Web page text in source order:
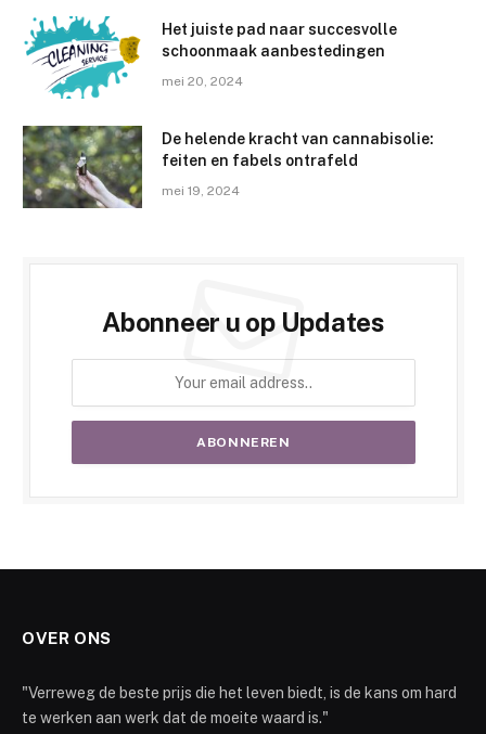
Het juiste pad naar succesvolle
schoonmaak aanbestedingen
mei 20, 2024
De helende kracht van cannabisolie:
feiten en fabels ontrafeld
mei 19, 2024
Abonneer u op Updates
OVER ONS
"Verreweg de beste prijs die het leven biedt, is de kans om hard
te werken aan werk dat de moeite waard is."